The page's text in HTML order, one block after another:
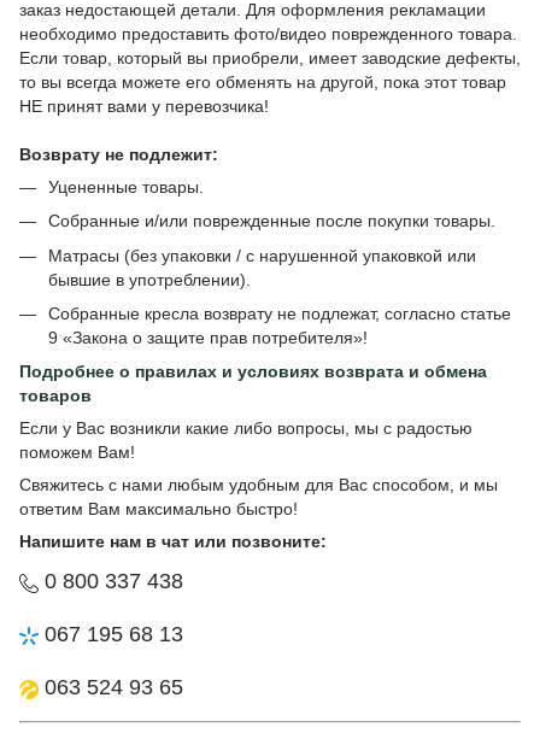
заказ недостающей детали. Для оформления рекламации
необходимо предоставить фото/видео поврежденного товара.
Если товар, который вы приобрели, имеет заводские дефекты,
то вы всегда можете его обменять на другой, пока этот товар
НЕ принят вами у перевозчика!
Возврату не подлежит:
Уцененные товары.
Собранные и/или поврежденные после покупки товары.
Матрасы (без упаковки / с нарушенной упаковкой или
бывшие в употреблении).
Собранные кресла возврату не подлежат, согласно статье
9 «Закона о защите прав потребителя»!
Подробнее о правилах и условиях возврата и обмена
товаров
Если у Вас возникли какие либо вопросы, мы с радостью
поможем Вам!
Свяжитесь с нами любым удобным для Вас способом, и мы
ответим Вам максимально быстро!
Напишите нам в чат или позвоните:
0 800 337 438
067 195 68 13
063 524 93 65